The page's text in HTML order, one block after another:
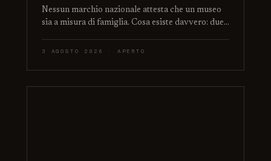
Nessun marchio nazionale attesta che un museo
sia a misura di famiglia. Cosa esiste davvero: due…
3 AGOSTO 2026 · APERTO